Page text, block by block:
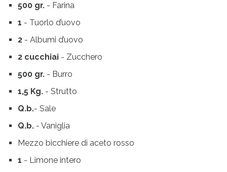
500 gr. - Farina
1 - Tuorlo d’uovo
2 - Albumi d’uovo
2 cucchiai - Zucchero
500 gr. - Burro
1,5 Kg. - Strutto
Q.b.- Sale
Q.b. - Vaniglia
Mezzo bicchiere di aceto rosso
1 - Limone intero